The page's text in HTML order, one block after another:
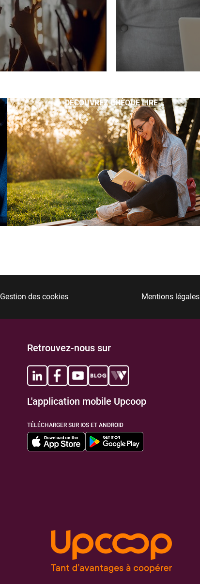
DÉCOUVREZ CHÈQUE LIRE
Gestion des cookies Mentions légales
Retrouvez-nous sur
L'application mobile Upcoop
TÉLÉCHARGER SUR IOS ET ANDROID